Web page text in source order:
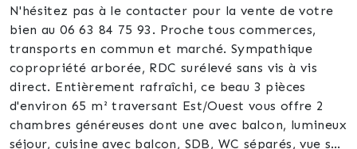
N'hésitez pas à le contacter pour la vente de votre
bien au 06 63 84 75 93. Proche tous commerces,
transports en commun et marché. Sympathique
copropriété arborée, RDC surélevé sans vis à vis
direct. Entièrement rafraîchi, ce beau 3 pièces
d'environ 65 m² traversant Est/Ouest vous offre 2
chambres généreuses dont une avec balcon, lumineux
séjour, cuisine avec balcon, SDB, WC séparés, vue sur